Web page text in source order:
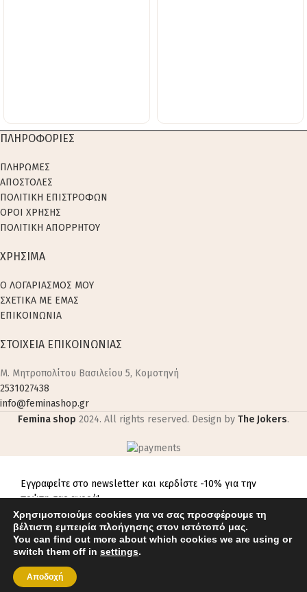
ΠΛΗΡΟΦΟΡΙΕΣ
ΠΛΗΡΩΜΕΣ
ΑΠΟΣΤΟΛΕΣ
ΠΟΛΙΤΙΚΗ ΕΠΙΣΤΡΟΦΩΝ
ΟΡΟΙ ΧΡΗΣΗΣ
ΠΟΛΙΤΙΚΗ ΑΠΟΡΡΗΤΟΥ
ΧΡΗΣΙΜΑ
Ο ΛΟΓΑΡΙΑΣΜΟΣ ΜΟΥ
ΣΧΕΤΙΚΑ ΜΕ ΕΜΑΣ
ΕΠΙΚΟΙΝΩΝΙΑ
ΣΤΟΙΧΕΙΑ ΕΠΙΚΟΙΝΩΝΙΑΣ
M. Μητροπολίτου Βασιλείου 5, Κομοτηνή
2531027438
info@feminashop.gr
Femina shop 2024. All rights reserved. Design by The Jokers.
Εγγραφείτε στο newsletter και κερδίστε -10% για την
πρώτη σας αγορά!
Χρησιμοποιούμε cookies για να σας προσφέρουμε τη
βέλτιστη εμπειρία πλοήγησης στον ιστότοπό μας.
You can find out more about which cookies we are using or
switch them off in settings.
Αποδοχή